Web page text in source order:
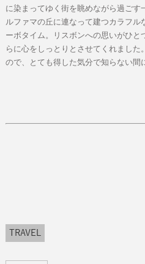
に染まってゆく街を眺めながら過ご
ルファマの丘に連なって建つカラフ
ーボタイム。リスボンへの思いがひと
らに心をしっとりとさせてくれまし
ので、とても得した気分で知らない間
TRAVEL